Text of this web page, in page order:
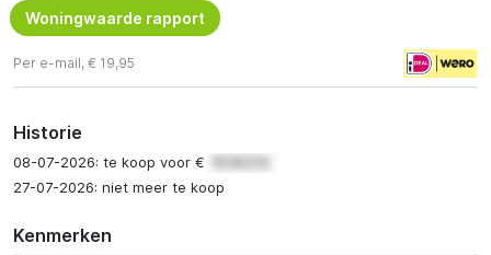
Woningwaarde rapport
Per e-mail, € 19,95
Historie
08-07-2026: te koop voor €
27-07-2026: niet meer te koop
Kenmerken